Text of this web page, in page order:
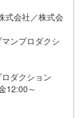
式会社／株式会
ンプロダクシ
ダクション
～